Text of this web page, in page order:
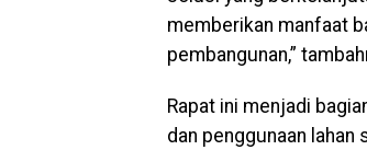
memberikan manfaat
pembangunan,”
Rapat ini menjadi
dan penggunaan